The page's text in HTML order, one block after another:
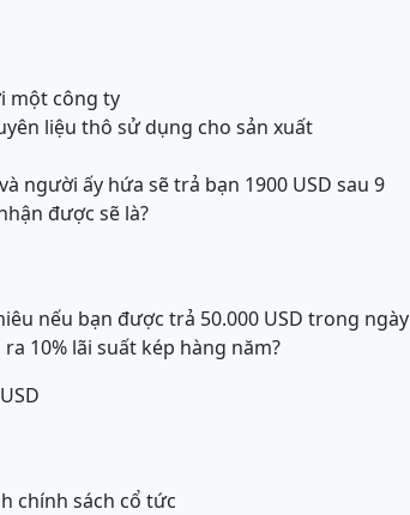
một công ty
liệu thô sử dụng cho sản xuất
người ấy hứa sẽ trả bạn 1900 USD sau 9
được sẽ là?
nếu bạn được trả 50.000 USD trong ngày
10% lãi suất kép hàng năm?
chính sách cổ tức